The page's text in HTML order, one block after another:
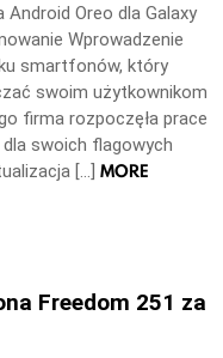
Oreo dla Galaxy
Wprowadzenie
smartfonów, który
swoim użytkownikom
firma rozpoczęła prace
swoich flagowych
[…] MORE
Freedom 251 za